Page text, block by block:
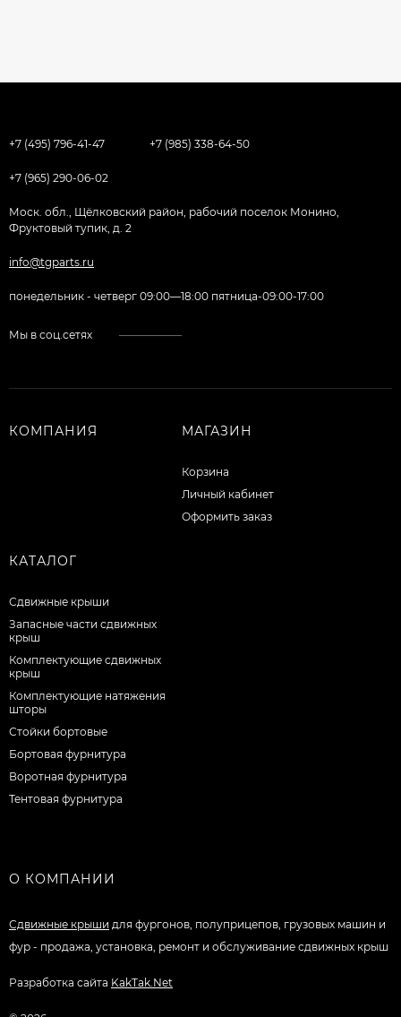
+7 (495) 796-41-47 +7 (985) 338-64-50
+7 (965) 290-06-02
Моск. обл., Щёлковский район, рабочий поселок Монино,
Фруктовый тупик, д. 2
info@tgparts.ru
понедельник - четверг 09:00—18:00 пятница-09:00-17:00
Мы в соц.сетях
КОМПАНИЯ МАГАЗИН
Корзина
Личный кабинет
Оформить заказ
КАТАЛОГ
Сдвижные крыши
Запасные части сдвижных
крыш
Комплектующие сдвижных
крыш
Комплектующие натяжения
шторы
Стойки бортовые
Бортовая фурнитура
Воротная фурнитура
Тентовая фурнитура
О КОМПАНИИ
Сдвижные крыши для фургонов, полуприцепов, грузовых машин и
фур - продажа, установка, ремонт и обслуживание сдвижных крыш
Разработка сайта KakTak.Net